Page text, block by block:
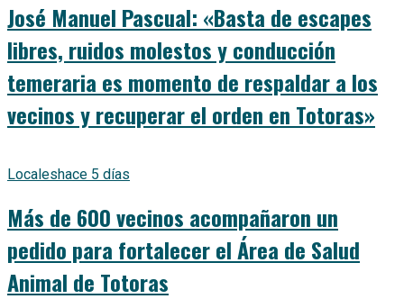
José Manuel Pascual: «Basta de escapes
libres, ruidos molestos y conducción
temeraria es momento de respaldar a los
vecinos y recuperar el orden en Totoras»
Localeshace 5 días
Más de 600 vecinos acompañaron un
pedido para fortalecer el Área de Salud
Animal de Totoras